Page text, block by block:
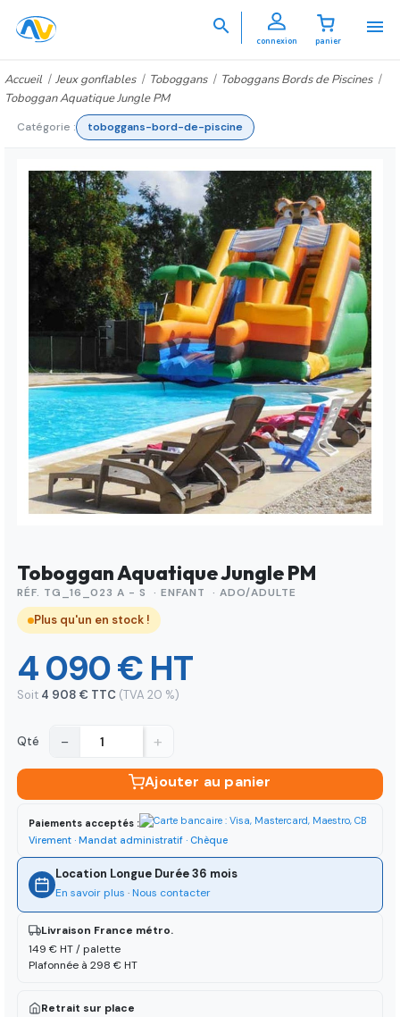

panier
connexion

Accueil Jeux gonflables Toboggans
Toboggans Bords de Piscines
Toboggan Aquatique Jungle PM
Catégorie : toboggans-bord-de-piscine
Toboggan Aquatique Jungle PM
RÉF. TG_16_023 A - S · ENFANT · ADO/ADULTE
Plus qu'un en stock !
4 090 € HT
Soit 4 908 € TTC (TVA 20 %)
Qté − +
Ajouter au panier
Paiements acceptés :
Virement · Mandat administratif · Chèque
Location Longue Durée 36 mois
En savoir plus · Nous contacter
Livraison France métro.
149 € HT / palette
Plafonnée à 298 € HT
Retrait sur place